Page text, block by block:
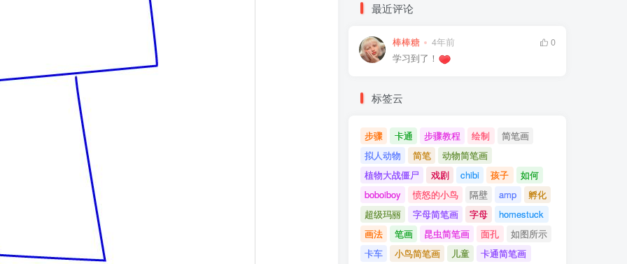
最近评论
棒棒糖 4年前
0
学习到了！
标签云
步骤 卡通 步骤教程 绘制
简笔画
拟人动物
简笔
动物简笔画
植物大战僵尸
戏剧 chibi 孩子
如何
boboiboy
愤怒的小鸟 隔壁 amp
孵化
超级玛丽
字母简笔画 字母
homestuck
画法
笔画 昆虫简笔画 面孔
如图所示
卡车
小鸟简笔画 儿童
卡通简笔画